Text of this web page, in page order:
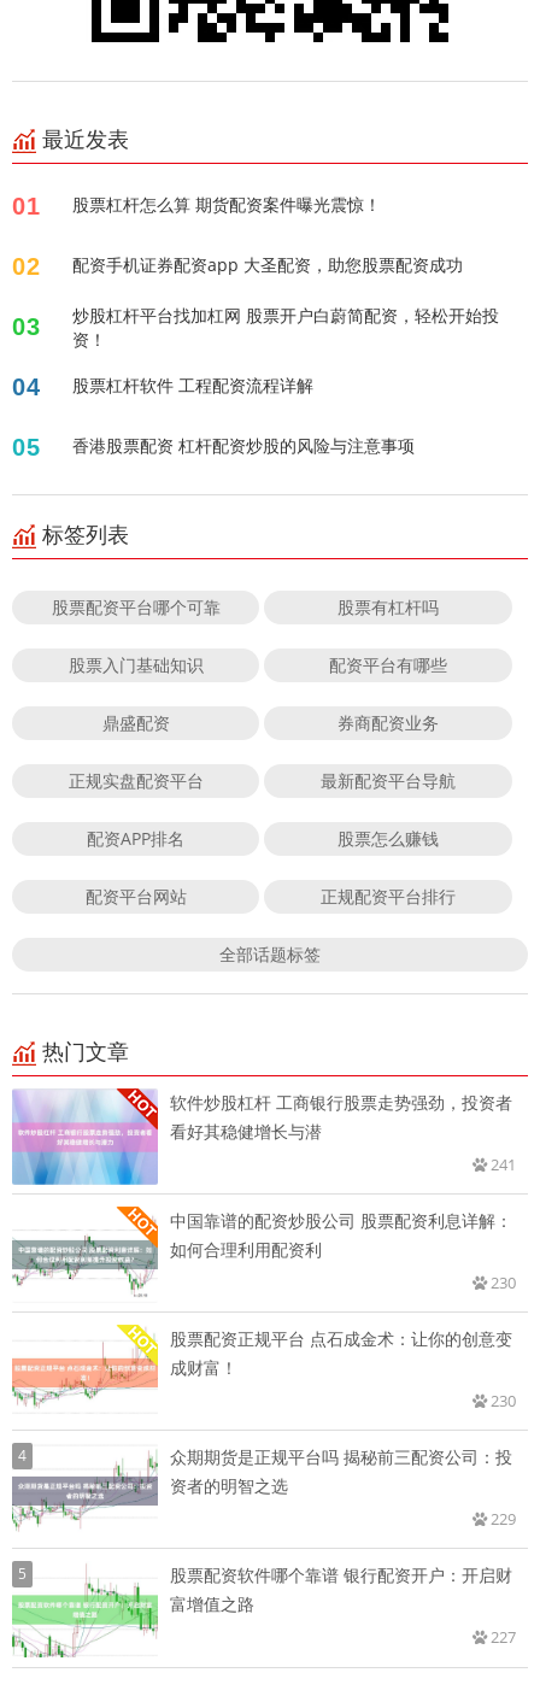
最近发表
01 股票杠杆怎么算 期货配资案件曝光震惊！
02 配资手机证券配资app 大圣配资，助您股票配资成功
03
炒股杠杆平台找加杠网 股票开户白蔚简配资，轻松开始投
资！
04 股票杠杆软件 工程配资流程详解
05 香港股票配资 杠杆配资炒股的风险与注意事项
标签列表
股票配资平台哪个可靠 股票有杠杆吗
股票入门基础知识 配资平台有哪些
鼎盛配资 券商配资业务
正规实盘配资平台 最新配资平台导航
配资APP排名 股票怎么赚钱
配资平台网站 正规配资平台排行
全部话题标签
热门文章
软件炒股杠杆 工商银行股票走势强劲，投资者
看好其稳健增长与潜
241
中国靠谱的配资炒股公司 股票配资利息详解：
如何合理利用配资利
230
股票配资正规平台 点石成金术：让你的创意变
成财富！
230
4
众期期货是正规平台吗 揭秘前三配资公司：投
资者的明智之选
229
5
股票配资软件哪个靠谱 银行配资开户：开启财
富增值之路
227